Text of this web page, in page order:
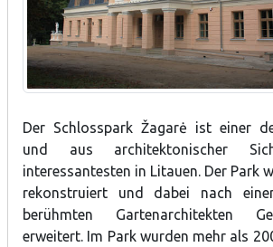
Der Schlosspark Žagarė ist einer
und aus architektonischer
interessantesten in Litauen. Der Park
rekonstruiert und dabei nach
berühmten Gartenarchitekten
erweitert. Im Park wurden mehr als